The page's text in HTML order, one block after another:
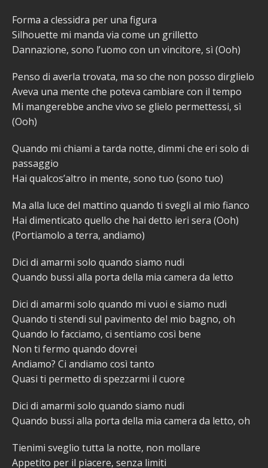
Forma a clessidra per una figura
Silhouette mi manda via come un grilletto
Dannazione, sono l’uomo con un vincitore, sì (Ooh)
Penso di averla trovata, ma so che non posso dirglielo
Aveva una mente che poteva cambiare con il tempo
Mi mangerebbe anche vivo se glielo permettessi, sì
(Ooh)
Quando mi chiami a tarda notte, dimmi che eri solo di
passaggio
Hai qualcos’altro in mente, sono tuo (sono tuo)
Ma alla luce del mattino quando ti svegli al mio fianco
Hai dimenticato quello che hai detto ieri sera (Ooh)
(Portiamolo a terra, andiamo)
Dici di amarmi solo quando siamo nudi
Quando bussi alla porta della mia camera da letto
Dici di amarmi solo quando mi vuoi e siamo nudi
Quando ti stendi sul pavimento del mio bagno, oh
Quando lo facciamo, ci sentiamo così bene
Non ti fermo quando dovrei
Andiamo? Ci andiamo così tanto
Quasi ti permetto di spezzarmi il cuore
Dici di amarmi solo quando siamo nudi
Quando bussi alla porta della mia camera da letto, oh
Tienimi sveglio tutta la notte, non mollare
Appetito per il piacere, senza limiti